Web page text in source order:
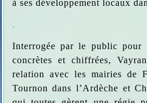
à ses développement locaux
.
Interrogée par le public pour
concrètes et chiffrées,
relation avec les mairies de
Tournon dans l’Ardèche et